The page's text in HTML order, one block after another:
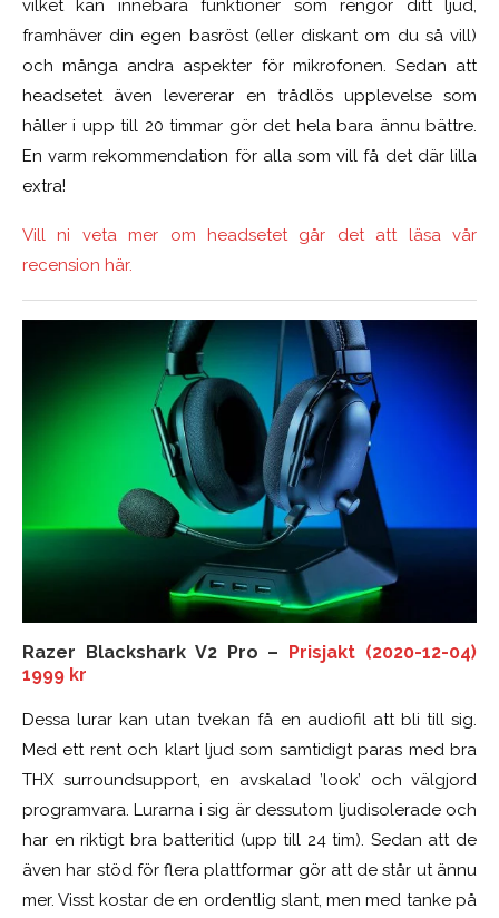
vilket kan innebära funktioner som rengör ditt ljud,
framhäver din egen basröst (eller diskant om du så vill)
och många andra aspekter för mikrofonen. Sedan att
headsetet även levererar en trådlös upplevelse som
håller i upp till 20 timmar gör det hela bara ännu bättre.
En varm rekommendation för alla som vill få det där lilla
extra!
Vill ni veta mer om headsetet går det att läsa vår
recension här.
Razer Blackshark V2 Pro – Prisjakt (2020-12-04)
1999 kr
Dessa lurar kan utan tvekan få en audiofil att bli till sig.
Med ett rent och klart ljud som samtidigt paras med bra
THX surroundsupport, en avskalad ’look’ och välgjord
programvara. Lurarna i sig är dessutom ljudisolerade och
har en riktigt bra batteritid (upp till 24 tim). Sedan att de
även har stöd för flera plattformar gör att de står ut ännu
mer. Visst kostar de en ordentlig slant, men med tanke på